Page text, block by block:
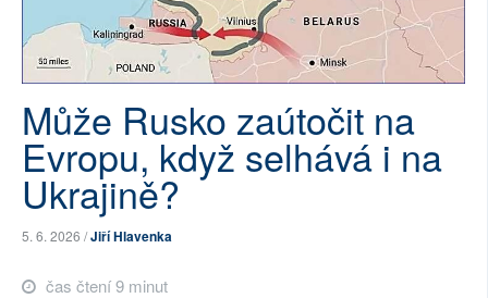
PŘÍSPĚVKY NA PROVOZ
RUBRIKY
PLNÁ VERZE STRÁNEK
Může Rusko zaútočit na
Evropu, když selhává i na
Ukrajině?
5. 6. 2026 /Jiří Hlavenka
čas čtení 9 minut